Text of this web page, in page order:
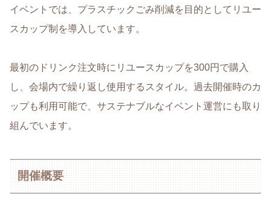
イベントでは、プラスチックごみ削減を目的としてリユー
スカップ制を導入しています。
最初のドリンク注文時にリユースカップを300円で購入
し、会場内で繰り返し使用するスタイル。過去開催時のカ
ップも利用可能で、サステナブルなイベント運営にも取り
組んでいます。
開催概要